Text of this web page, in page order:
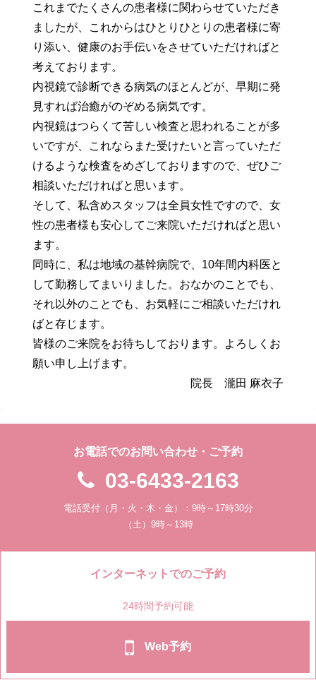
これまでたくさんの患者様に関わらせていただき
ましたが、これからはひとりひとりの患者様に寄
り添い、健康のお手伝いをさせていただければと
考えております。
内視鏡で診断できる病気のほとんどが、早期に発
見すれば治癒がのぞめる病気です。
内視鏡はつらくて苦しい検査と思われることが多
いですが、これならまた受けたいと言っていただ
けるような検査をめざしておりますので、ぜひご
相談いただければと思います。
そして、私含めスタッフは全員女性ですので、女
性の患者様も安心してご来院いただければと思い
ます。
同時に、私は地域の基幹病院で、10年間内科医と
して勤務してまいりました。おなかのことでも、
それ以外のことでも、お気軽にご相談いただけれ
ばと存じます。
皆様のご来院をお待ちしております。よろしくお
願い申し上げます。
院長 瀧田 麻衣子
お電話でのお問い合わせ・ご予約
03-6433-2163
電話受付（月・火・木・金）：9時～17時30分
（土）9時～13時
インターネットでのご予約
24時間予約可能
Web予約